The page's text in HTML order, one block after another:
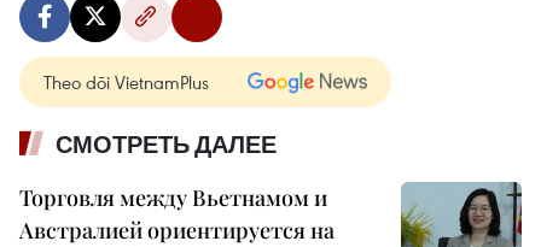
Theo dõi VietnamPlus
СМОТРЕТЬ ДАЛЕЕ
Торговля между Вьетнамом и
Австралией ориентируется на